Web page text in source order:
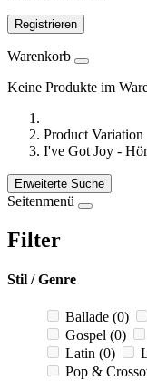
Registrieren
Warenkorb
Keine Produkte im
Product Variation
I've Got Joy -
Erweiterte Suche
Seitenmenü
Filter
Stil / Genre
Ballade (0)
Gospel (0)
Latin (0)
Pop &